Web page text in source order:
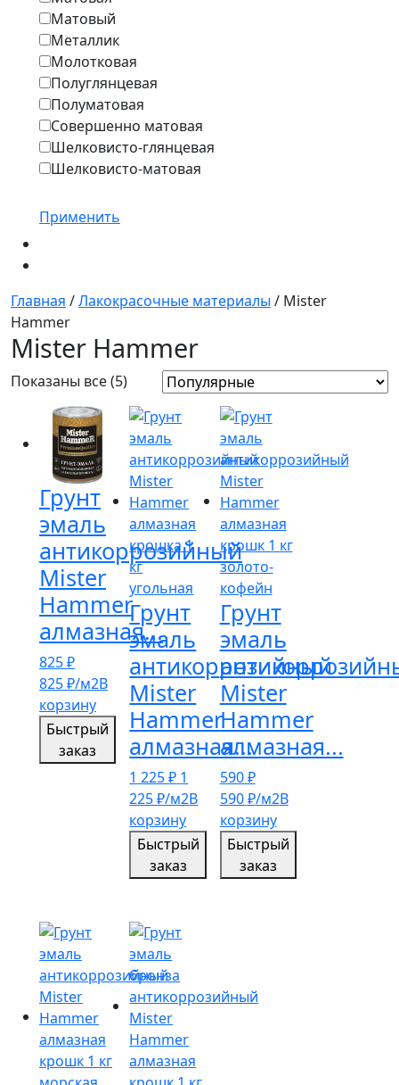
Матовый
Металлик
Молотковая
Полуглянцевая
Полуматовая
Совершенно матовая
Шелковисто-глянцевая
Шелковисто-матовая
Применить
Главная /Лакокрасочные материалы / Mister
Hammer
Mister Hammer
Показаны все (5)
Грунт
эмаль
антикоррозийный
Mister
Hammer
алмазная...
825₽
825₽/м2В
корзину
Быстрый
заказ
Грунт
эмаль
антикоррозийный
Mister
Hammer
алмазная...
1 225₽ 1
225₽/м2В
корзину
Быстрый
заказ
Грунт
эмаль
Mister
Hammer
алмазная...
590₽
590₽/м2В
корзину
Быстрый
заказ